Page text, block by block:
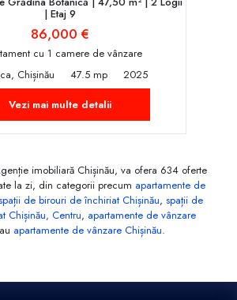
| Etaj 9
86,000 €
cu 1 camere de vânzare
Chișinău
47.5 mp
2025
Vezi mai multe detalii
imobiliară Chișinău, va ofera 634 oferte
la zi, din categorii precum apartamente de
de birouri de închiriat Chișinău, spații de
Chișinău, Centru, apartamente de vânzare
apartamente de vânzare Chișinău.